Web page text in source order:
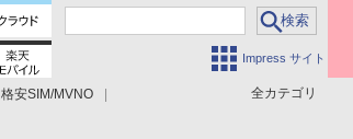
Impress サイト
全カテゴリ
格安SIM/MVNO